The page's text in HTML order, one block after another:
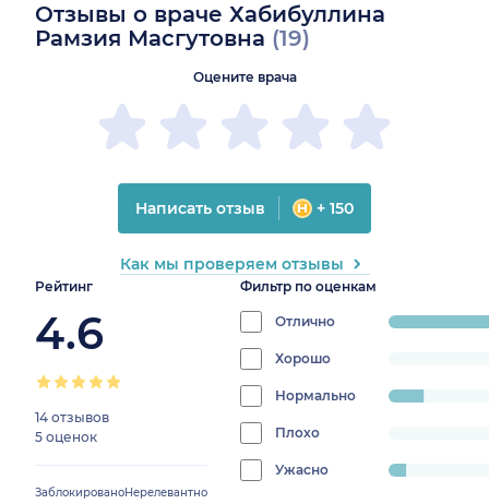
Отзывы о враче Хабибуллина
Рамзия Масгутовна (19)
Рейтинг
4.6
14 отзывов
5 оценок
ЗаблокированоНерелевантно
Фильтр по оценкам
Отличноprogress:
Хорошо
0%
Нормально
10.526315789473683%Плохо
progress:
Ужасно
Оцените врача
Написать отзыв + 150
Как мы проверяем отзывы